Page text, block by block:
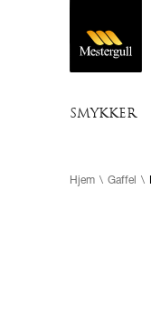
SMYKKER
Hjem \ Gaffel \